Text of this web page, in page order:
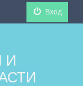
Вход
И